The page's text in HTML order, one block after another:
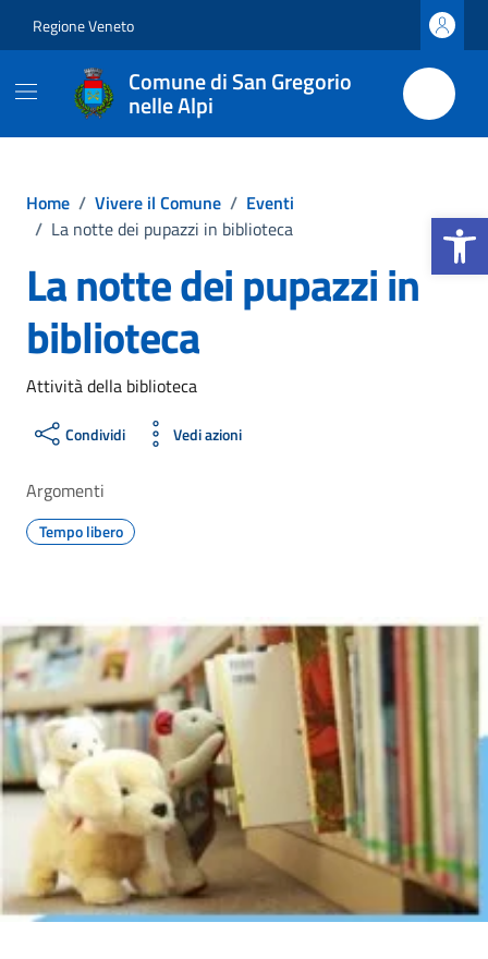
Apri la
Regione Veneto
Comune di San Gregorio
nelle Alpi
Home / Vivere il Comune / Eventi
/ La notte dei pupazzi in biblioteca
La notte dei pupazzi in
biblioteca
Attività della biblioteca
Condividi Vedi azioni
Argomenti
Tempo libero